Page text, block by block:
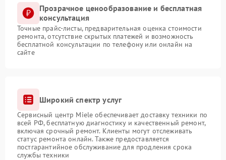
Прозрачное ценообразование и бесплатная
консультация
Точные прайс-листы, предварительная оценка стоимости
ремонта, отсутствие скрытых платежей и возможность
бесплатной консультации по телефону или онлайн на
сайте
Широкий спектр услуг
Сервисный центр Miele обеспечивает доставку техники по
всей РФ, бесплатную диагностику и качественный ремонт,
включая срочный ремонт. Клиенты могут отслеживать
статус ремонта онлайн. Также предоставляется
постгарантийное обслуживание для продления срока
службы техники